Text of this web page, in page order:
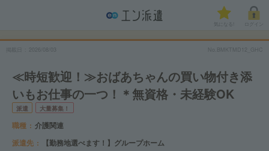
気になる!
No.BMKTMD12_GHC
≪時短歓迎！≫おばあちゃんの買い物付き添
いもお仕事の一つ！＊無資格・未経験OK
派遣 大量募集！
職種
介護関連
派遣先
【勤務地選べます！】グループホーム